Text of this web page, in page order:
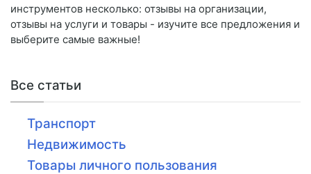
инструментов несколько: отзывы на организации,
отзывы на услуги и товары - изучите все предложения и
выберите самые важные!
Все статьи
Транспорт
Недвижимость
Товары личного пользования